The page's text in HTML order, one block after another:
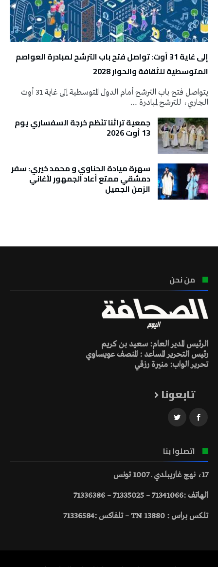
إلى غاية 31 أوت: تواصل فتح باب الترشح لمبادرة العواصم
المتوسطية للثقافة والحوار 2028
يتواصل فتح باب الترشح أمام الدول المتوسطية إلى غاية 31 أوت
الجاري، للترشح لمبادرة …
جمعية تراثنا تنَظم خرجة السفساري يوم
13 أوت 2026
سهرة ميادة الحناوي و محمد خيري: سفر
دمشقي ممتع أعاد الجمهور لأغاني
الزمن الجميل
من نحن
الرئيس المدير العام: سعيد بن كريم
رئيس التحرير المساعد : المنصف عويساوي
تحرير الواب: منيرة رزقي
تابعونا
اتصلوا بنا
17، نهج غاريبلدي ـ 1007 تونس
الهاتف :71341066 – 71335025 – 71336386
تلكس براس : 13880 TN – تلفاكس :71336584